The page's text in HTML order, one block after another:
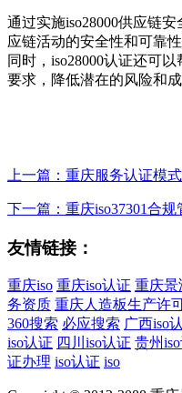
通过实施iso28000供应链
应链活动的安全性和可靠
同时，iso28000认证还可
要求，降低潜在的风险和成
上一篇：重庆服务认证模式
下一篇：重庆iso37301合
友情链接：
重庆iso 重庆iso认证 重庆景
务资质 重庆人造板生产许
360搜索 必应搜索 广西iso
iso认证 四川iso认证 贵州
证办理 iso认证 iso